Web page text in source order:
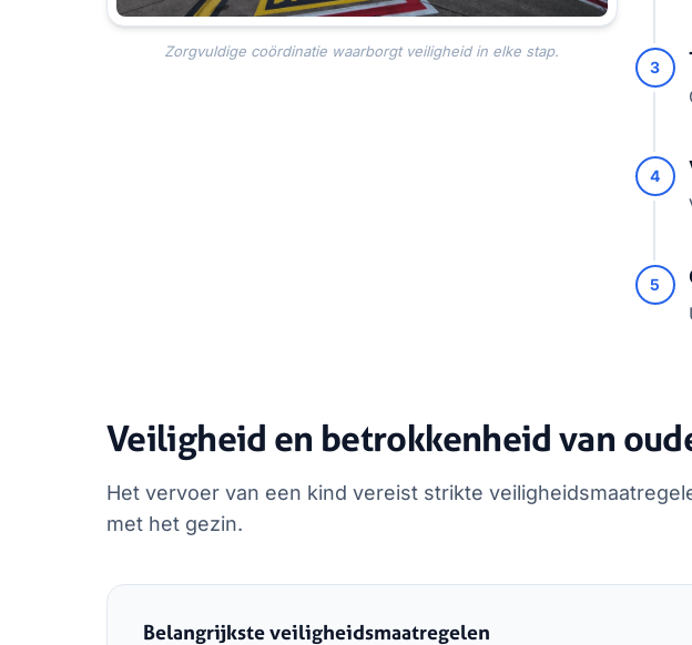
3
4
5
Zorgvuldige coördinatie waarborgt veiligheid in elke stap.
Veiligheid en betrokkenheid van
Het vervoer van een kind vereist strikte
met het gezin.
Belangrijkste veiligheidsmaatregelen